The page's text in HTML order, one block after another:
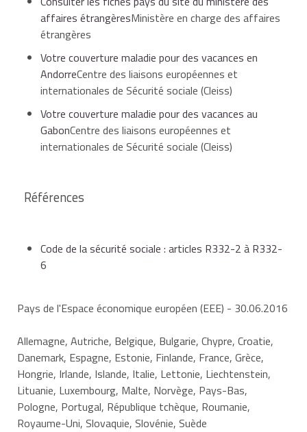
affaires étrangèresMinistère en charge des affaires
étrangères
Votre couverture maladie pour des vacances en
AndorreCentre des liaisons européennes et
internationales de Sécurité sociale (Cleiss)
Votre couverture maladie pour des vacances au
GabonCentre des liaisons européennes et
internationales de Sécurité sociale (Cleiss)
Références
Code de la sécurité sociale : articles R332-2 à R332-
6
Pays de l'Espace économique européen (EEE) - 30.06.2016
Allemagne, Autriche, Belgique, Bulgarie, Chypre, Croatie,
Danemark, Espagne, Estonie, Finlande, France, Grèce,
Hongrie, Irlande, Islande, Italie, Lettonie, Liechtenstein,
Lituanie, Luxembourg, Malte, Norvège, Pays-Bas,
Pologne, Portugal, République tchèque, Roumanie,
Royaume-Uni, Slovaquie, Slovénie, Suède